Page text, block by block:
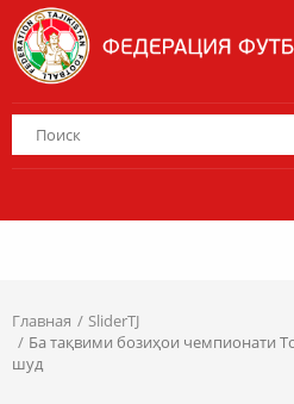
Главная
SliderTJ
Ба тақвими бозиҳои чемпионати
шуд